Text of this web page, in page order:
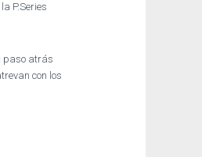
P.Series
paso atrás
con los